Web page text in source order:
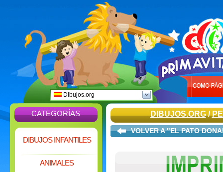
Dibujos.org
CATEGORÍAS
DIBUJOS INFANTILES
ANIMALES
DIBUJOS.ORG/
VOLVER A "EL PATO